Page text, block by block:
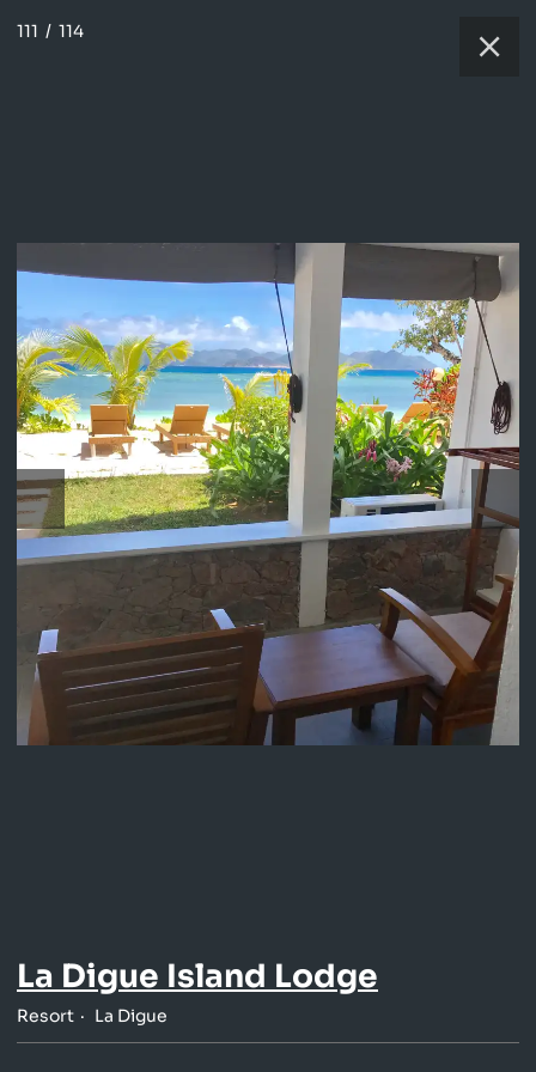
111 / 114
La Digue Island Lodge
Resort La Digue